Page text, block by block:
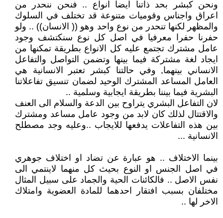
ونحن كبشر بحد ذاتنا ايضا انواع .. فنحن ننحدر من
اعراق واجناس وقوميات متنوعة قد تختلف في السلوك
والمظهر لكنها تنحدر من نوع واحد وهو (( الانسان)) .. ولو
حفرنا حفرا معرفيا في اصل كل نوع سنكتشف وجود
عامل مشترك تجتمع عليه كل الانواع بطريقة تمكنها من
ايجاد لغة مشتركة فيما بينها وتضمن التواصل والتفاعل
الانساني بينهما, وفي حالتنا كبشر تعتبر الانسانية هي
العامل المساعد المشترك الوحيد لضمان تنسيق تفاعلاتنا
البشرية فيما بيننا بطريقة ايجابية وسلمية ..
لان التفاعل البشري يتراوح بين الدعة والسلام الى العنف
والاقتتال لذلك كان لابد من وجود عامل مساعد ومشترك
بين هذه التفاعلات يدفعها للايجاب ..وعليه وجد مصطلح
الانسانية ...
بينما الاختلاف .. هو عبارة عن تضاد او اختلاف جوهري
في اصل الجنس او النوع بحيث كل منهما لاينتمي الى
نفس الاصل .. فالكائنات الحية والجماد على سبيل المثال
مختلفان بسبب افتقار احدهما للمادة العضوية وامتلاك
الاخر لها ..